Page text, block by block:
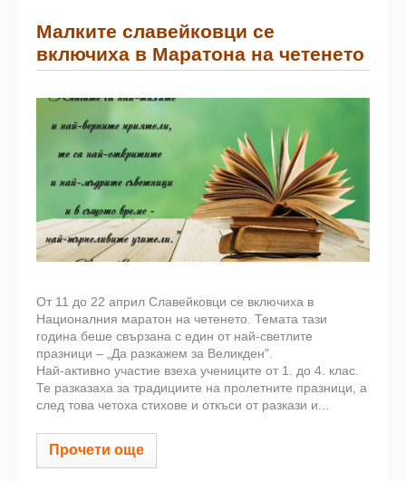
Малките славейковци се
включиха в Маратона на четенето
От 11 до 22 април Славейковци се включиха в
Националния маратон на четенето. Темата тази
година беше свързана с един от най-светлите
празници – „Да разкажем за Великден".
Най-активно участие взеха учениците от 1. до 4. клас.
Те разказаха за традициите на пролетните празници, а
след това четоха стихове и откъси от разкази и...
Прочети още